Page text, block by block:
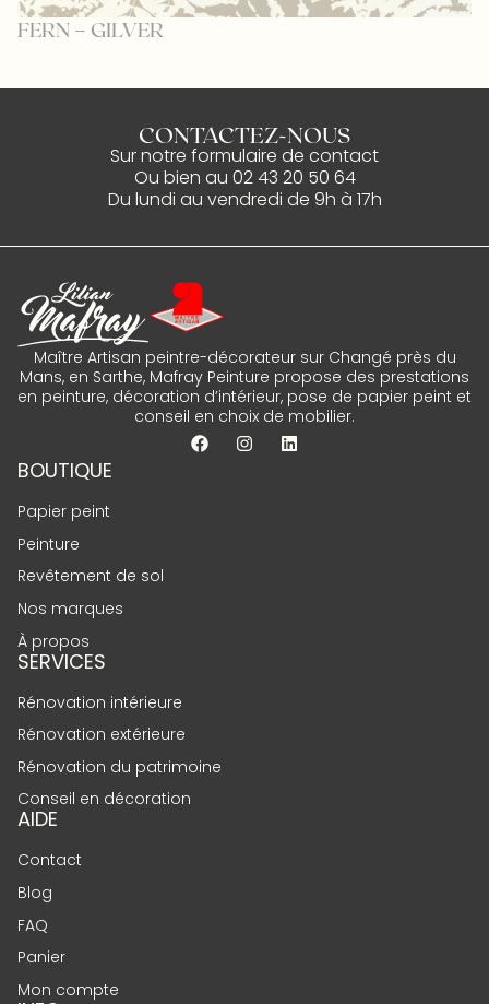
FERN – GILVER
CONTACTEZ-NOUS
Sur notre formulaire de contact
Ou bien au 02 43 20 50 64
Du lundi au vendredi de 9h à 17h
Maître Artisan peintre-décorateur sur Changé près du
Mans, en Sarthe, Mafray Peinture propose des prestations
en peinture, décoration d’intérieur, pose de papier peint et
conseil en choix de mobilier.
BOUTIQUE
Papier peint
Peinture
Revêtement de sol
Nos marques
À propos
SERVICES
Rénovation intérieure
Rénovation extérieure
Rénovation du patrimoine
Conseil en décoration
AIDE
Contact
Blog
FAQ
Panier
Mon compte